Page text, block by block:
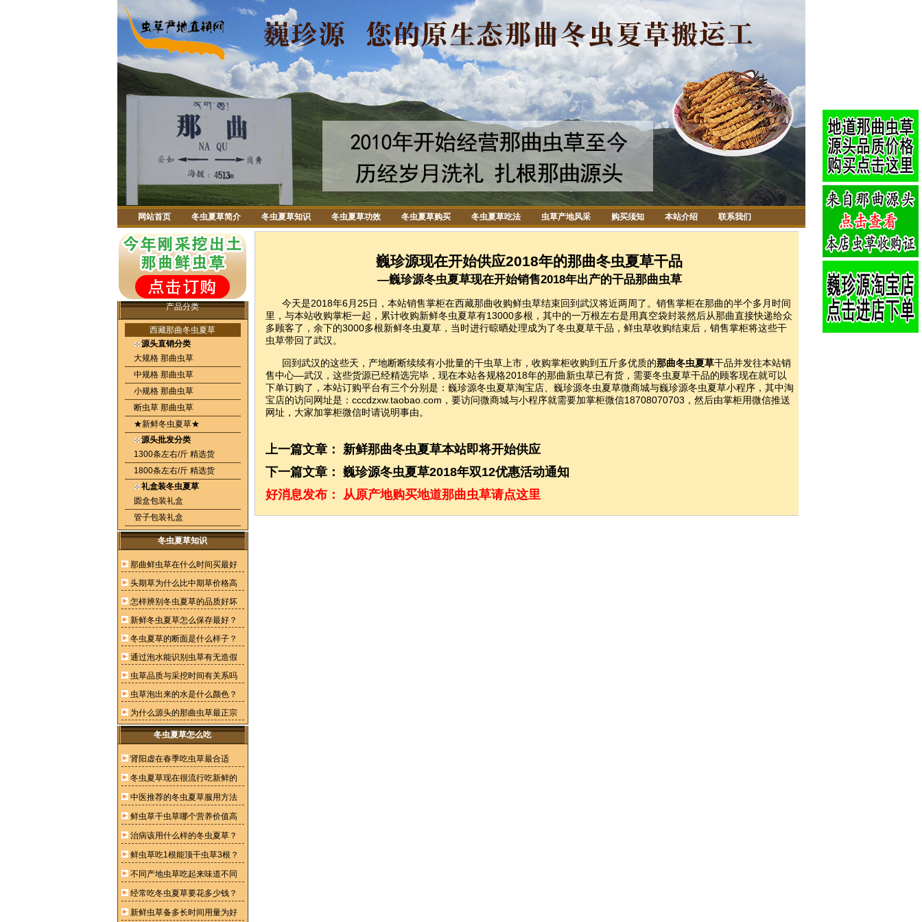
网站首页 冬虫夏草简介 冬虫夏草知识 冬虫夏草功效 冬虫夏草购买 冬虫夏草吃法 虫草产地风采 购买须知 本站介绍 联系我们
产品分类
西藏那曲冬虫夏草
源头直销分类
大规格 那曲虫草
中规格 那曲虫草
小规格 那曲虫草
断虫草 那曲虫草
★新鲜冬虫夏草★
源头批发分类
1300条左右/斤 精选货
1800条左右/斤 精选货
礼盒装冬虫夏草
圆盒包装礼盒
管子包装礼盒
冬虫夏草知识
那曲鲜虫草在什么时间买最好
头期草为什么比中期草价格高
怎样辨别冬虫夏草的品质好坏
新鲜冬虫夏草怎么保存最好？
冬虫夏草的断面是什么样子？
通过泡水能识别虫草有无造假
虫草品质与采挖时间有关系吗
虫草泡出来的水是什么颜色？
为什么源头的那曲虫草最正宗
冬虫夏草怎么吃
肾阳虚在春季吃虫草最合适
冬虫夏草现在很流行吃新鲜的
中医推荐的冬虫夏草服用方法
鲜虫草干虫草哪个营养价值高
治病该用什么样的冬虫夏草？
鲜虫草吃1根能顶干虫草3根？
不同产地虫草吃起来味道不同
经常吃冬虫夏草要花多少钱？
新鲜虫草备多长时间用量为好
巍珍源现在开始供应2018年的那曲冬虫夏草干品
—巍珍源冬虫夏草现在开始销售2018年出产的干品那曲虫草
今天是2018年6月25日，本站销售掌柜在西藏那曲收购鲜虫草结束回到武汉将近两周了。销售掌柜在那曲的半个多月时间
里，与本站收购掌柜一起，累计收购新鲜冬虫夏草有13000多根，其中的一万根左右是用真空袋封装然后从那曲直接快递给众
多顾客了，余下的3000多根新鲜冬虫夏草，当时进行晾晒处理成为了冬虫夏草干品，鲜虫草收购结束后，销售掌柜将这些干
虫草带回了武汉。
回到武汉的这些天，产地断断续续有小批量的干虫草上市，收购掌柜收购到五斤多优质的那曲冬虫夏草干品并发往本站销
售中心—武汉，这些货源已经精选完毕，现在本站各规格2018年的那曲新虫草已有货，需要冬虫夏草干品的顾客现在就可以
下单订购了，本站订购平台有三个分别是：巍珍源冬虫夏草淘宝店、巍珍源冬虫夏草微商城与巍珍源冬虫夏草小程序，其中淘
宝店的访问网址是：cccdzxw.taobao.com，要访问微商城与小程序就需要加掌柜微信18708070703，然后由掌柜用微信推送
网址，大家加掌柜微信时请说明事由。
上一篇文章： 新鲜那曲冬虫夏草本站即将开始供应
下一篇文章： 巍珍源冬虫夏草2018年双12优惠活动通知
好消息发布： 从原产地购买地道那曲虫草请点这里